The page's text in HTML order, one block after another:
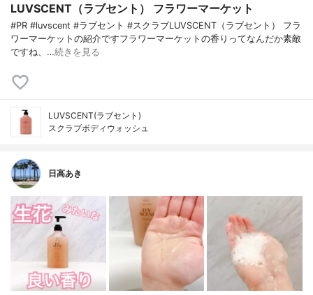
LUVSCENT（ラブセント） フラワーマーケット
#PR #luvscent #ラブセント #スクラブLUVSCENT（ラブセント） フラ
ワーマーケットの紹介ですフラワーマーケットの香りってなんだか素敵
ですね、…続きを見る
LUVSCENT(ラブセント)
スクラブボディウォッシュ
日高あき